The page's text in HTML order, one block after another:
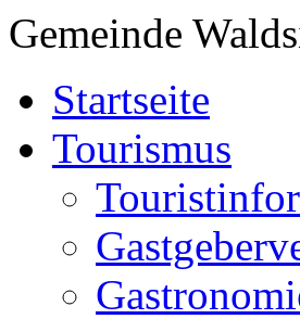
Gemeinde
Startseite
Tourismus